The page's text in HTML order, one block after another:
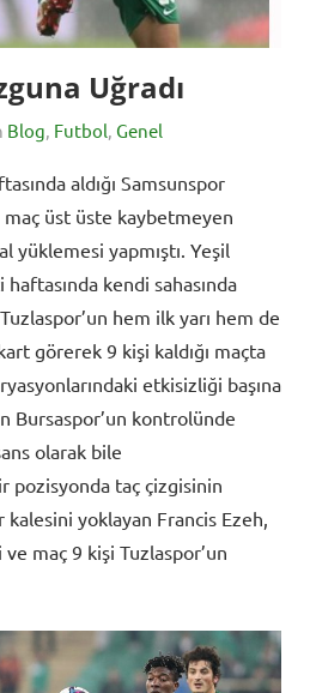
Uğradı
Blog, Futbol, Genel
aldığı Samsunspor
üst üste kaybetmeyen
yüklemesi yapmıştı. Yeşil
kendi sahasında
hem ilk yarı hem de
görerek 9 kişi kaldığı maçta
etkisizliği başına
Bursaspor’un kontrolünde
olarak bile
pozisyonda taç çizgisinin
kalesini yoklayan Francis Ezeh,
ve maç 9 kişi Tuzlaspor’un